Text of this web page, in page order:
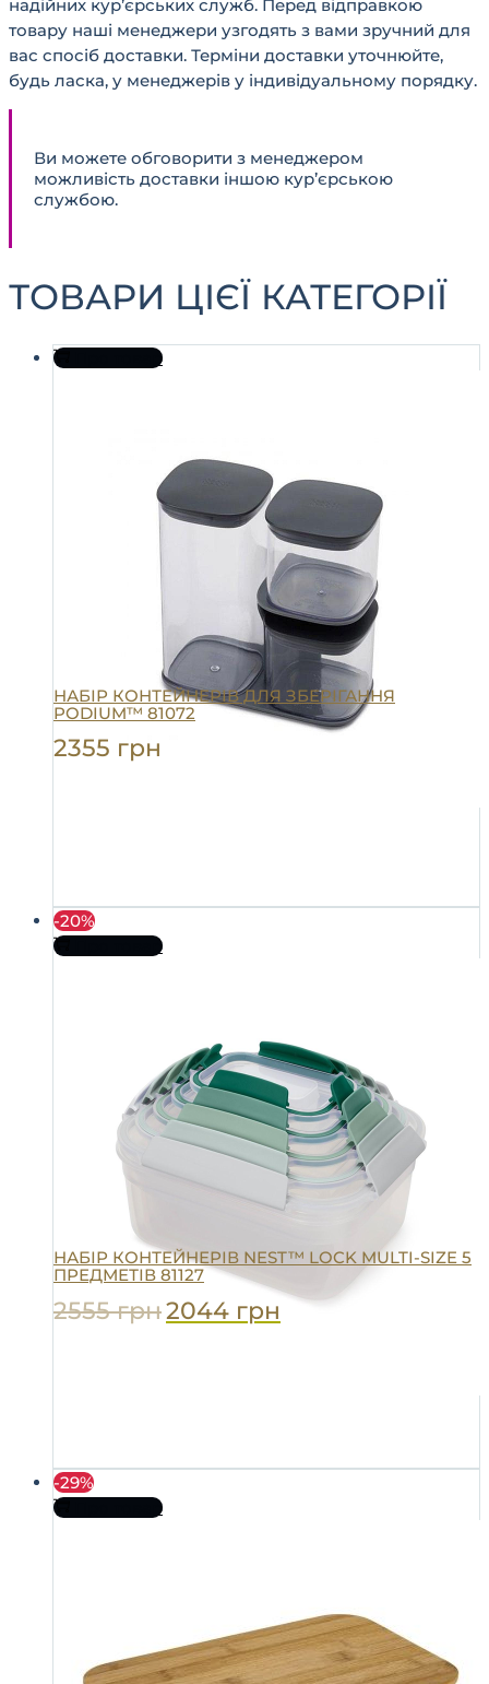
надійних кур’єрських служб. Перед відправкою
товару наші менеджери узгодять з вами зручний для
вас спосіб доставки. Терміни доставки уточнюйте,
будь ласка, у менеджерів у індивідуальному порядку.
Ви можете обговорити з менеджером
можливість доставки іншою кур’єрською
службою.
ТОВАРИ ЦІЄЇ КАТЕГОРІЇ
Про товар
НАБІР КОНТЕЙНЕРІВ ДЛЯ ЗБЕРІГАННЯ
PODIUM™ 81072
2355 грн
-20%
Про товар
НАБІР КОНТЕЙНЕРІВ NEST™ LOCK MULTI-SIZE 5
ПРЕДМЕТІВ 81127
2555грн2044 грн
-29%
Про товар